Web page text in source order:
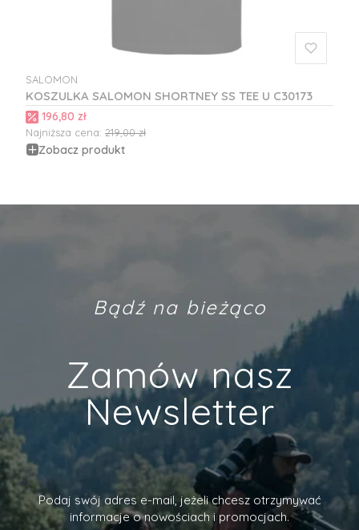
KOSZULKA SALOMON SHORTNEY SS TEE U C30173
PRODUCENT
SALOMON
Cena promocyjna
196,80 zł
Najniższa cena: 219,00 zł
Zobacz produkt
Bądź na bieżąco
Zamów nasz
Newsletter
Podaj swój adres e-mail, jeżeli chcesz otrzymywać
informacje o nowościach i promocjach.